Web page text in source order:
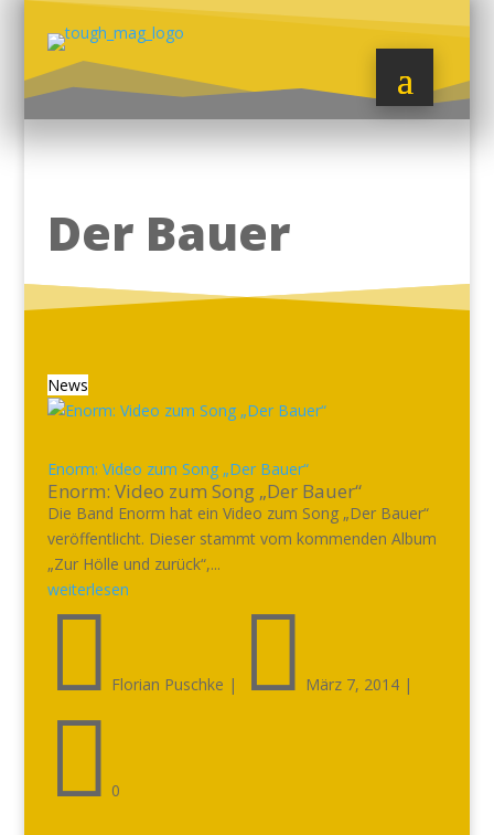
Der Bauer
News
Enorm: Video zum Song „Der Bauer“
Enorm: Video zum Song „Der Bauer“
Die Band Enorm hat ein Video zum Song „Der Bauer“
veröffentlicht. Dieser stammt vom kommenden Album
„Zur Hölle und zurück“,...
weiterlesen
 Florian Puschke |  März 7, 2014|
 0